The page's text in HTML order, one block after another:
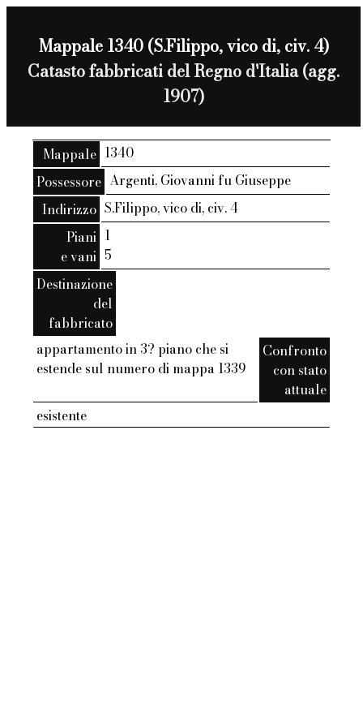
Mappale 1340 (S.Filippo, vico di, civ. 4)
Catasto fabbricati del Regno d'Italia (agg.
1907)
Mappale 1340
Possessore Argenti, Giovanni fu Giuseppe
Indirizzo S.Filippo, vico di, civ. 4
Piani
e vani
1
5
Destinazione
del
fabbricato
appartamento in 3? piano che si
estende sul numero di mappa 1339
Confronto
con stato
attuale
esistente